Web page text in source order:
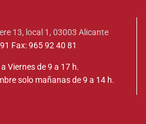
13, local 1, 03003 Alicante
Fax: 965 92 40 81
Viernes de 9 a 17 h.
solo mañanas de 9 a 14 h.